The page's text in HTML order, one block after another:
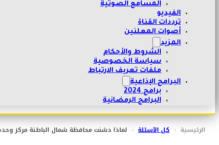
المسامع الصوتية
الفيديو
ترددات القناة
أصوات المعلنين
المزيد
الشروط والأحكام
سياسة الخصوصية
ملفات تعريف الارتباط
البرامج الإذاعية
برامج 2024
البرامج الرمضانية
الرئيسية ‹ كل الأسئلة ‹ لماذا دشنت محافظة شمال الباطنة مركز